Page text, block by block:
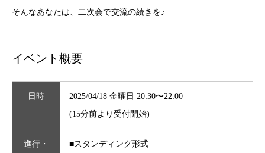
そんなあなたは、二次会で交流の続きを♪
イベント概要
日時
2025/04/18 金曜日 20:30〜22:00
(15分前より受付開始)
進行・
■スタンディング形式